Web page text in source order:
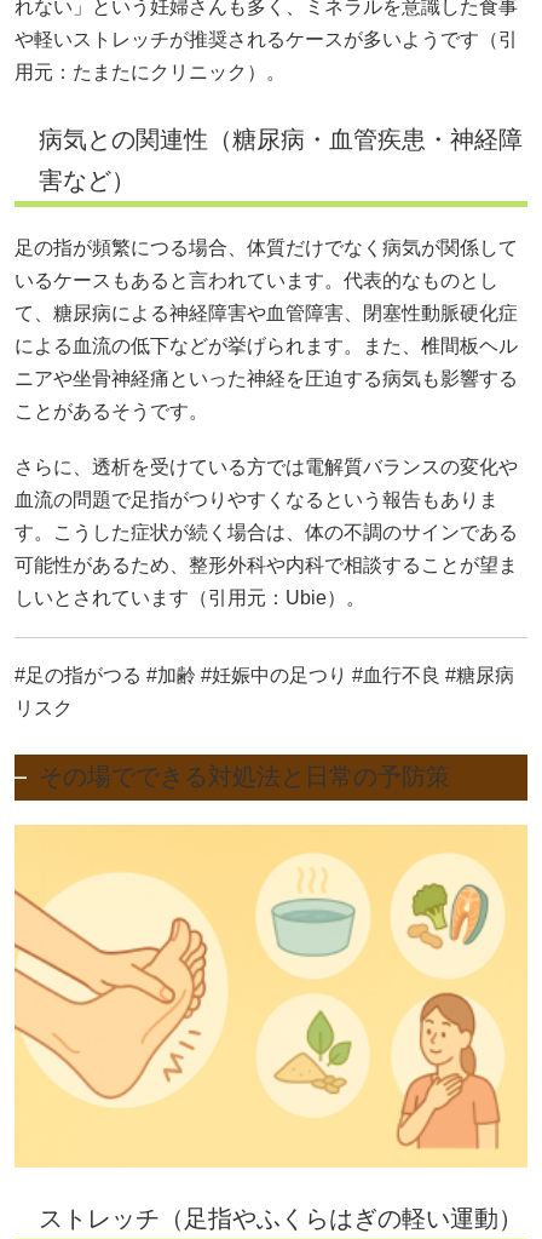
れない」という妊婦さんも多く、ミネラルを意識した食事
や軽いストレッチが推奨されるケースが多いようです（引
用元： たまたにクリニック ）。
病気との関連性（糖尿病・血管疾患・神経障
害など）
足の指が頻繁につる場合、体質だけでなく病気が関係して
いるケースもあると言われています。代表的なものとし
て、糖尿病による神経障害や血管障害、閉塞性動脈硬化症
による血流の低下などが挙げられます。また、椎間板ヘル
ニアや坐骨神経痛といった神経を圧迫する病気も影響する
ことがあるそうです。
さらに、透析を受けている方では電解質バランスの変化や
血流の問題で足指がつりやすくなるという報告もありま
す。こうした症状が続く場合は、体の不調のサインである
可能性があるため、整形外科や内科で相談することが望ま
しいとされています（引用元： Ubie）。
#足の指がつる #加齢 #妊娠中の足つり #血行不良 #糖尿病
リスク
その場でできる対処法と日常の予防策
ストレッチ（足指やふくらはぎの軽い運動）